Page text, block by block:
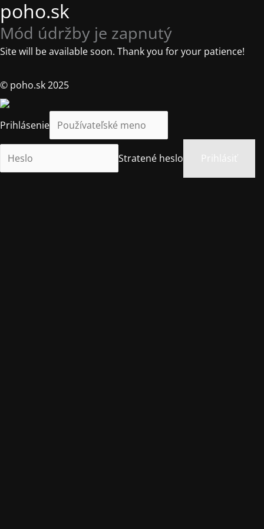
poho.sk
Mód údržby je zapnutý
Site will be available soon. Thank you for your patience!
© poho.sk 2025
Prihlásenie
Stratené heslo